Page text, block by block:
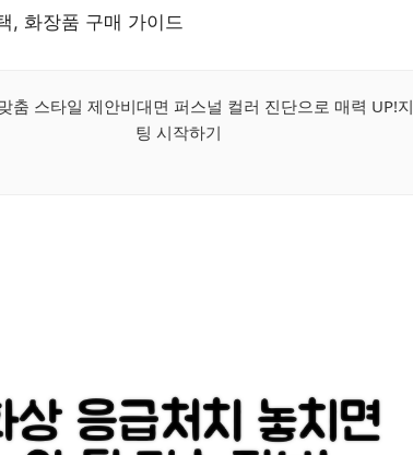
, 화장품 구매 가이드
춤 스타일 제안비대면 퍼스널 컬러 진단으로 매력 UP!
팅 시작하기